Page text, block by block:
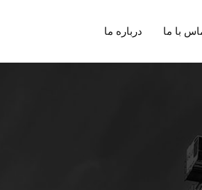
با ما درباره ما